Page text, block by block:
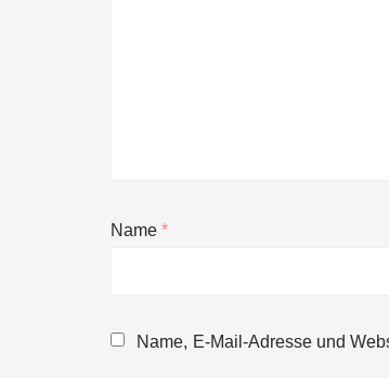
Name*
Name, E-Mail-Adresse und